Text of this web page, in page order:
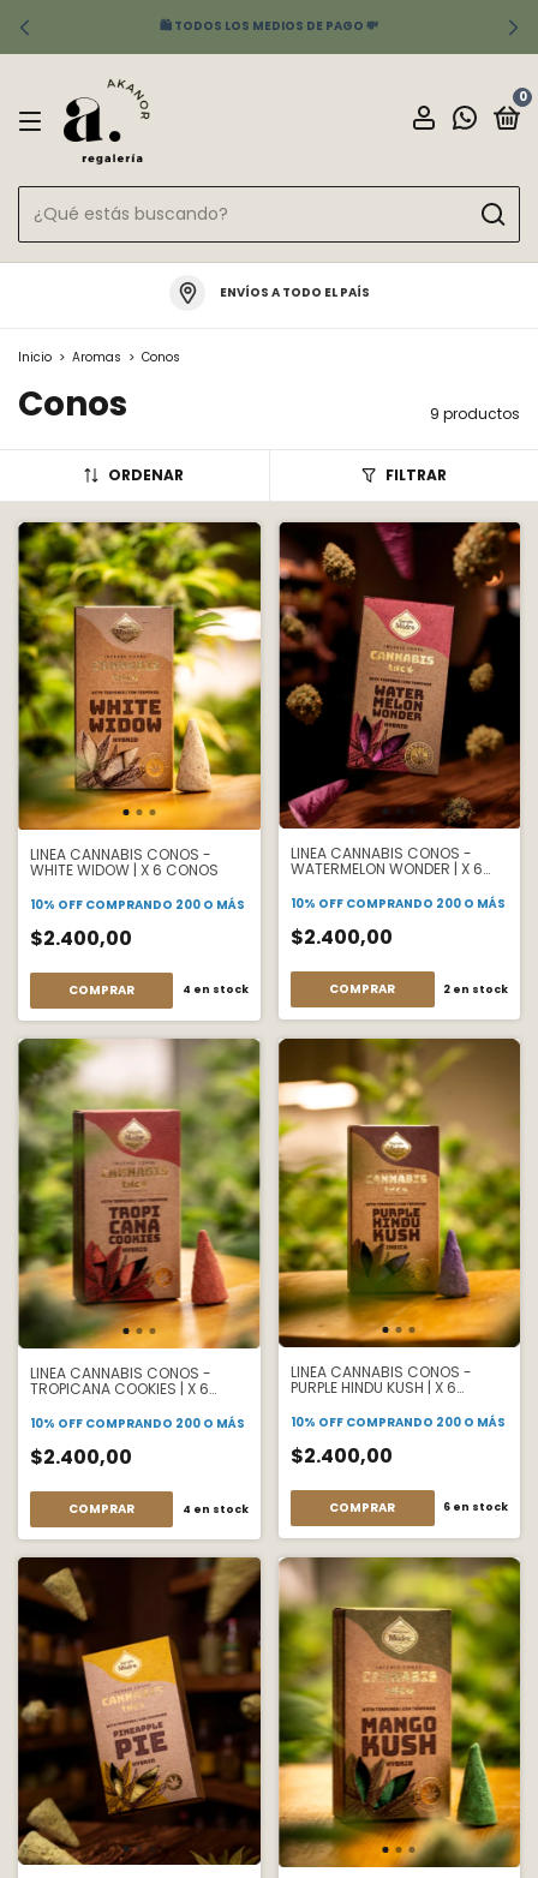
✨ ENVÍOS A TODO EL PAÍS - ANDREANI - CORREO ARGENTINO
0
ENVÍOS A TODO EL PAÍS
Inicio > Aromas > Conos
Conos 9 productos
ORDENAR FILTRAR
LINEA CANNABIS CONOS -
WHITE WIDOW | X 6 CONOS
10% OFF COMPRANDO 200 O MÁS
$2.400,00
4 en stock
LINEA CANNABIS CONOS -
WATERMELON WONDER | X 6
10% OFF COMPRANDO 200 O MÁS
$2.400,00
2 en stock
LINEA CANNABIS CONOS -
TROPICANA COOKIES | X 6
10% OFF COMPRANDO 200 O MÁS
$2.400,00
4 en stock
LINEA CANNABIS CONOS -
PURPLE HINDU KUSH | X 6
10% OFF COMPRANDO 200 O MÁS
$2.400,00
6 en stock